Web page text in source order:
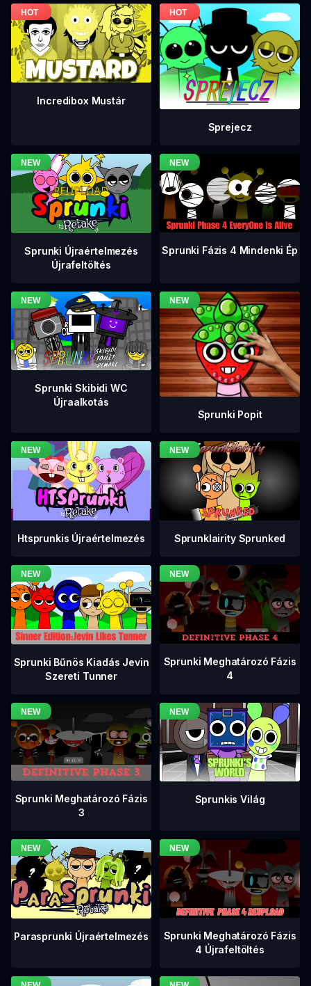
Incredibox Mustár
Sprejecz
Sprunki Újraértelmezés
Újrafeltöltés
Sprunki Fázis 4 Mindenki Ép
Sprunki Skibidi WC
Újraalkotás
Sprunki Popit
Htsprunkis Újraértelmezés Sprunklairity Sprunked
Sprunki Bűnös Kiadás Jevin
Szereti Tunner
Sprunki Meghatározó Fázis
4
Sprunki Meghatározó Fázis
3
Sprunkis Világ
Parasprunki Újraértelmezés
Sprunki Meghatározó Fázis
4 Újrafeltöltés